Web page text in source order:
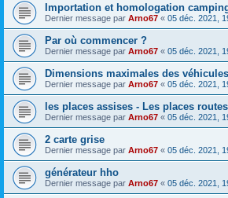
Importation et homologation
Dernier message par Arno67 « 05 déc. 2021,
Par où commencer ?
Dernier message par Arno67 « 05 déc. 2021,
Dimensions maximales des véhicules
Dernier message par Arno67 « 05 déc. 2021,
les places assises - Les places routes
Dernier message par Arno67 « 05 déc. 2021,
2 carte grise
Dernier message par Arno67 « 05 déc. 2021,
générateur hho
Dernier message par Arno67 « 05 déc. 2021,